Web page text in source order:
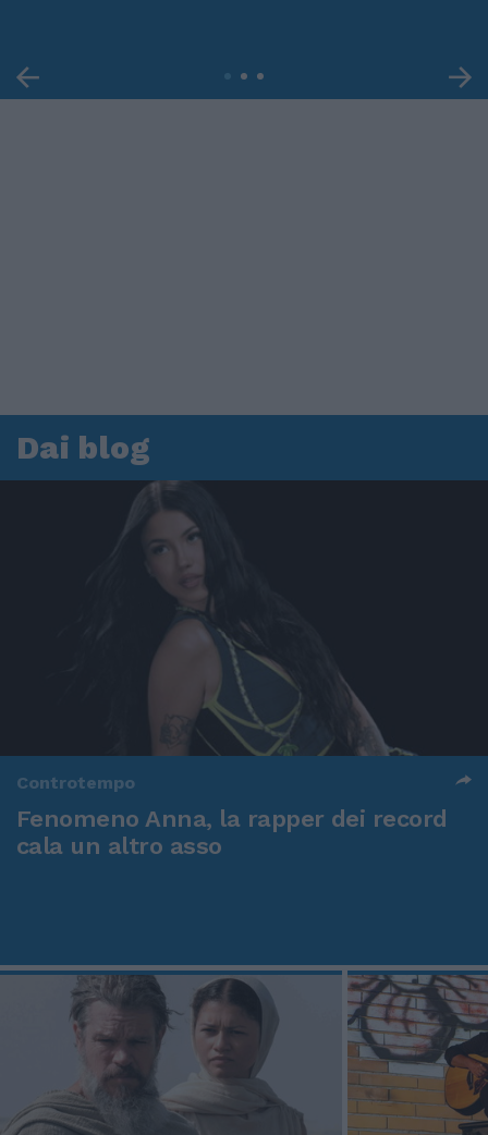
Dai blog
Controtempo
Fenomeno Anna, la rapper dei record
cala un altro asso